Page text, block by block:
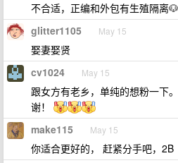
不合适，正编和外包有生殖隔离🐶
glitter1105 May 15
娶妻娶贤
cv1024 May 15
跟女方有老乡，单纯的想粉一下
谢！
make115 May 15
你适合更好的， 赶紧分手吧，2B